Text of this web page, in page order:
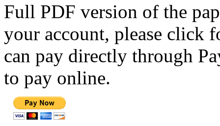
Full PDF version of the
your account, please click
can pay directly through
to pay online.